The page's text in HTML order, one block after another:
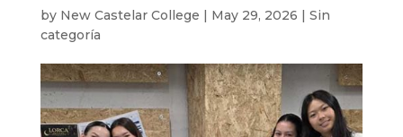
by New Castelar College | May 29, 2026 | Sin
categoría